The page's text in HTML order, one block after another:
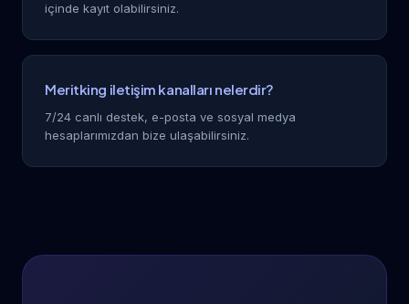
içinde kayıt olabilirsiniz.
Meritking iletişim kanalları nelerdir?
7/24 canlı destek, e-posta ve sosyal medya
hesaplarımızdan bize ulaşabilirsiniz.